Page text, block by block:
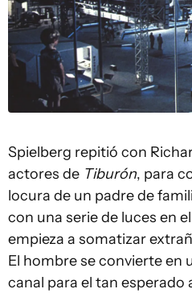
Spielberg repitió con
actores de Tiburón, para
locura de un padre de
con una serie de luces en
empieza a somatizar
El hombre se convierte en
canal para el tan esperado